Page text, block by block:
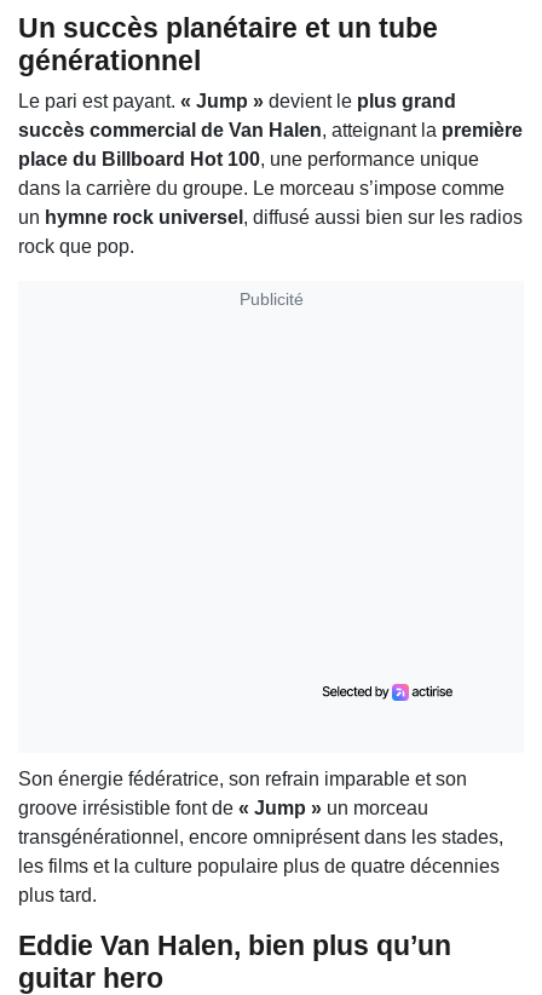
Un succès planétaire et un tube
générationnel
Le pari est payant. « Jump » devient le plus grand
succès commercial de Van Halen, atteignant la première
place du Billboard Hot 100, une performance unique
dans la carrière du groupe. Le morceau s’impose comme
un hymne rock universel , diffusé aussi bien sur les radios
rock que pop.
Publicité
Son énergie fédératrice, son refrain imparable et son
groove irrésistible font de « Jump » un morceau
transgénérationnel, encore omniprésent dans les stades,
les films et la culture populaire plus de quatre décennies
plus tard.
Eddie Van Halen, bien plus qu’un
guitar hero